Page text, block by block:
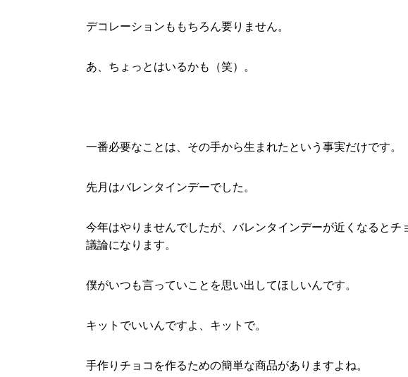
デコレーションももちろん要りません。
あ、ちょっとはいるかも（笑）。
一番必要なことは、その手から生まれたという事実だけです。
先月はバレンタインデーでした。
今年はやりませんでしたが、バレンタインデーが近くなるとチ
議論になります。
僕がいつも言っていことを思い出してほしいんです。
キットでいいんですよ、キットで。
手作りチョコを作るための簡単な商品がありますよね。